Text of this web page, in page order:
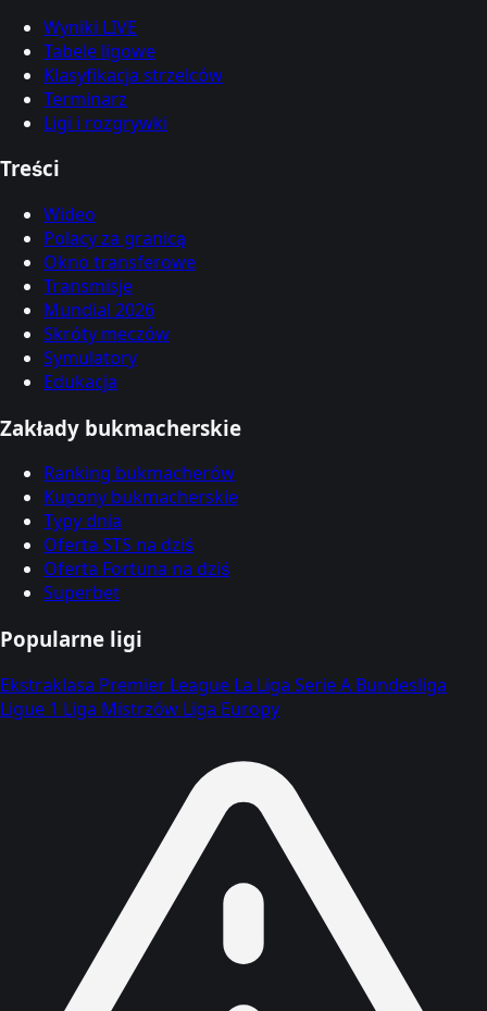
Wyniki LIVE
Tabele ligowe
Klasyfikacja strzelców
Terminarz
Ligi i rozgrywki
Treści
Wideo
Polacy za granicą
Okno transferowe
Transmisje
Mundial 2026
Skróty meczów
Symulatory
Edukacja
Zakłady bukmacherskie
Ranking bukmacherów
Kupony bukmacherskie
Typy dnia
Oferta STS na dziś
Oferta Fortuna na dziś
Superbet
Popularne ligi
Ekstraklasa Premier League La Liga Serie A Bundesliga
Ligue 1 Liga Mistrzów Liga Europy